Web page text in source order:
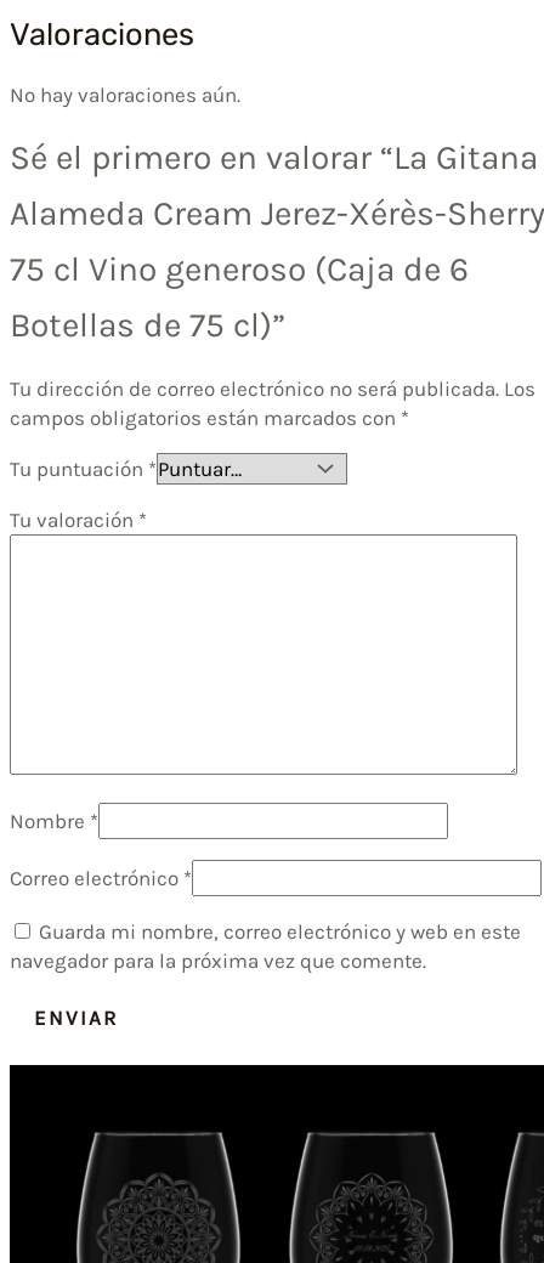
Valoraciones
No hay valoraciones aún.
Sé el primero en valorar “La Gitana
Alameda Cream Jerez-Xérès-Sherry
75 cl Vino generoso (Caja de 6
Botellas de 75 cl)”
Tu dirección de correo electrónico no será publicada. Los
campos obligatorios están marcados con *
Tu puntuación *
Tu valoración *
Nombre *
Correo electrónico *
Guarda mi nombre, correo electrónico y web en este
navegador para la próxima vez que comente.